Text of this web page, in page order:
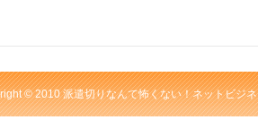
© 2010 派遣切りなんて怖くない！ネットビジ